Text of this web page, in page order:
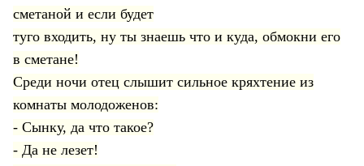
сметаной и если будет
туго входить, ну ты знаешь что и куда, обмокни его
в сметане!
Среди ночи отец слышит сильное кряхтение из
комнаты молодоженов:
- Сынку, да что такое?
- Да не лезет!